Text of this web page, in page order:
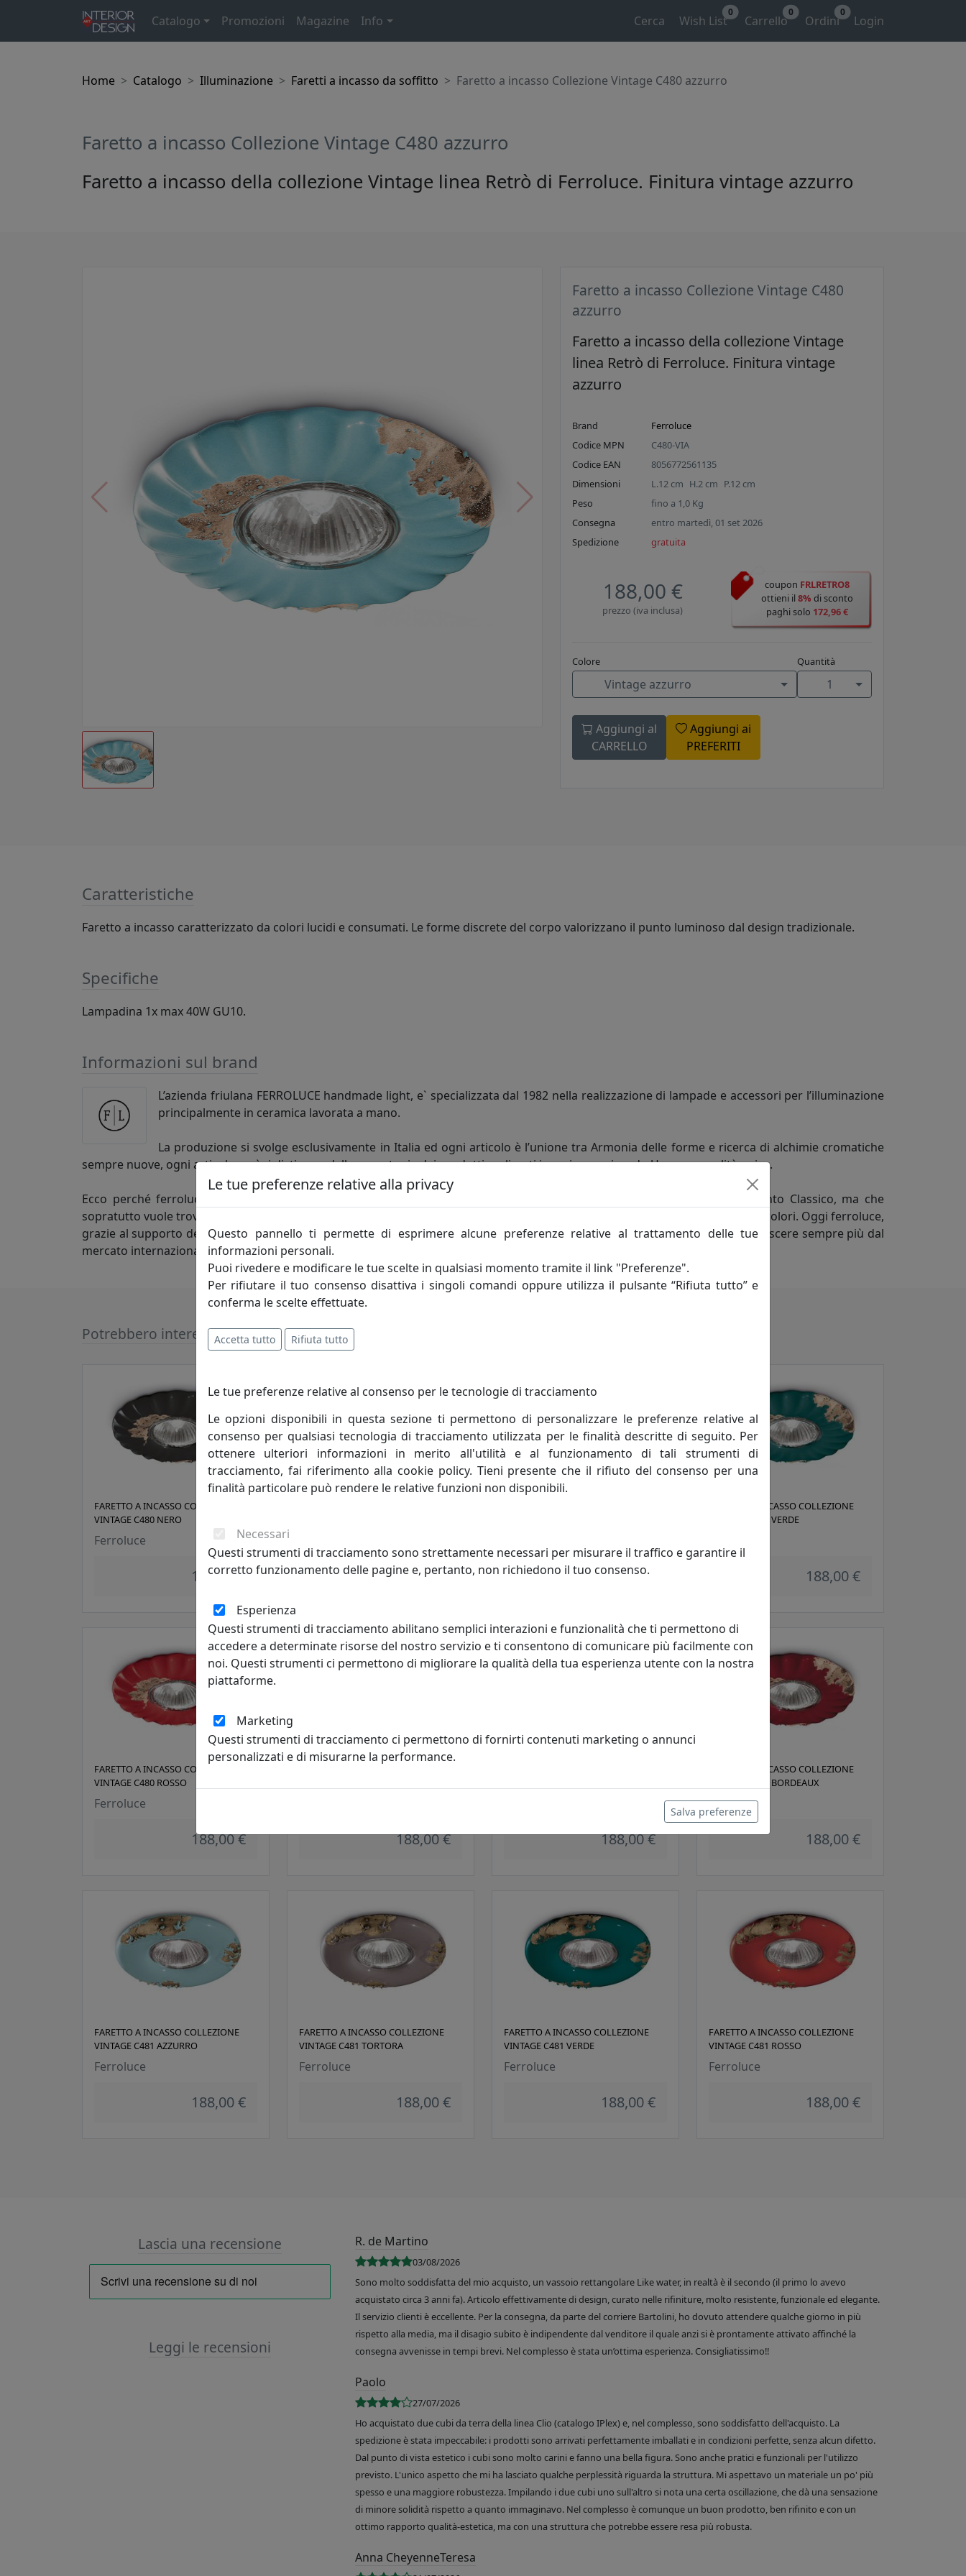
Catalogo Promozioni Magazine Info Cerca Wish List
0
Carrello
0
Ordini
0
Login
Home Catalogo Illuminazione Faretti a incasso da soffitto Faretto a incasso Collezione Vintage C480 azzurro
Faretto a incasso Collezione Vintage C480 azzurro
Faretto a incasso della collezione Vintage linea Retrò di Ferroluce. Finitura vintage azzurro
Faretto a incasso Collezione Vintage C480
azzurro
Faretto a incasso della collezione Vintage
linea Retrò di Ferroluce. Finitura vintage
azzurro
Brand
Ferroluce
Codice MPN
C480-VIA
Codice EAN
8056772561135
Dimensioni
L.12 cm H.2 cm P.12 cm
Peso
fino a 1,0 Kg
Consegna
entro martedì, 01 set 2026
Spedizione
gratuita
188,00 €
prezzo (iva inclusa)
coupon FRLRETRO8
ottieni il8% di sconto
paghi solo 172,96 €
Colore
Vintage azzurro
Quantità
1
Aggiungi al
CARRELLO
Aggiungi ai
PREFERITI
Caratteristiche
Faretto a incasso caratterizzato da colori lucidi e consumati. Le forme discrete del corpo valorizzano il punto luminoso dal design tradizionale.
Specifiche
Lampadina 1x max 40W GU10.
Informazioni sul brand
L’azienda friulana FERROLUCE handmade light, e` specializzata dal 1982 nella realizzazione di lampade e accessori per l’illuminazione
principalmente in ceramica lavorata a mano.
La produzione si svolge esclusivamente in Italia ed ogni articolo è l’unione tra Armonia delle forme e ricerca di alchimie cromatiche
sempre nuove, ogni articolo così si distingue dalla monotonia dei prodotti realizzati in serie, acquisendo Una personalità unica.
Ecco perché ferroluce si rivolge alla clientela più esigente, che non cerca solo la giusta soluzione in fatto di arredamento Classico, ma che
sopratutto vuole trovare un’azienda competente e in grado di personalizzare ogni articolo in fatto di forme, misure, decori e colori. Oggi ferroluce,
grazie al supporto dei figli, è una realtà moderna, giovane e Dinamica, che grazie agli insegnamenti acquisiti vuole farsi conoscere sempre più dal
mercato internazionale.
Potrebbero interessarti
FARETTO A INCASSO COLLEZIONE
VINTAGE C480 NERO
Ferroluce
188,00 € 188,00 € 188,00 €
FARETTO A INCASSO COLLEZIONE
VINTAGE C480 VERDE
188,00 €
FARETTO A INCASSO COLLEZIONE
VINTAGE C480 ROSSO
Ferroluce
188,00 € 188,00 € 188,00 €
FARETTO A INCASSO COLLEZIONE
VINTAGE C480 BORDEAUX
Ferroluce
188,00 €
FARETTO A INCASSO COLLEZIONE
VINTAGE C481 AZZURRO
Ferroluce
188,00 €
FARETTO A INCASSO COLLEZIONE
VINTAGE C481 TORTORA
Ferroluce
188,00 €
FARETTO A INCASSO COLLEZIONE
VINTAGE C481 VERDE
Ferroluce
188,00 €
FARETTO A INCASSO COLLEZIONE
VINTAGE C481 ROSSO
Ferroluce
188,00 €
Lascia una recensione
Leggi le recensioni
R. de Martino
03/08/2026
Sono molto soddisfatta del mio acquisto, un vassoio rettangolare Like water, in realtà è il secondo (il primo lo avevo
acquistato circa 3 anni fa). Articolo effettivamente di design, curato nelle rifiniture, molto resistente, funzionale ed elegante.
Il servizio clienti è eccellente. Per la consegna, da parte del corriere Bartolini, ho dovuto attendere qualche giorno in più
rispetto alla media, ma il disagio subito è indipendente dal venditore il quale anzi si è prontamente attivato affinché la
consegna avvenisse in tempi brevi. Nel complesso è stata un’ottima esperienza. Consigliatissimo!!
Paolo
27/07/2026
Ho acquistato due cubi da terra della linea Clio (catalogo IPlex) e, nel complesso, sono soddisfatto dell'acquisto. La
spedizione è stata impeccabile: i prodotti sono arrivati perfettamente imballati e in condizioni perfette, senza alcun difetto.
Dal punto di vista estetico i cubi sono molto carini e fanno una bella figura. Sono anche pratici e funzionali per l'utilizzo
previsto. L'unico aspetto che mi ha lasciato qualche perplessità riguarda la struttura. Mi aspettavo un materiale un po' più
spesso e una maggiore robustezza. Impilando i due cubi uno sull'altro si nota una certa oscillazione, che dà una sensazione
di minore solidità rispetto a quanto immaginavo. Nel complesso è comunque un buon prodotto, ben rifinito e con un
ottimo rapporto qualità-estetica, ma con una struttura che potrebbe essere resa più robusta.
Anna CheyenneTeresa
Le tue preferenze relative alla privacy
Questo pannello ti permette di esprimere alcune preferenze relative al trattamento delle tue
informazioni personali.
Puoi rivedere e modificare le tue scelte in qualsiasi momento tramite il link "Preferenze".
Per rifiutare il tuo consenso disattiva i singoli comandi oppure utilizza il pulsante “Rifiuta tutto” e
conferma le scelte effettuate.
Accetta tutto Rifiuta tutto
Le tue preferenze relative al consenso per le tecnologie di tracciamento
Le opzioni disponibili in questa sezione ti permettono di personalizzare le preferenze relative al
consenso per qualsiasi tecnologia di tracciamento utilizzata per le finalità descritte di seguito. Per
ottenere ulteriori informazioni in merito all'utilità e al funzionamento di tali strumenti di
tracciamento, fai riferimento alla cookie policy. Tieni presente che il rifiuto del consenso per una
finalità particolare può rendere le relative funzioni non disponibili.
Necessari
Questi strumenti di tracciamento sono strettamente necessari per misurare il traffico e garantire il
corretto funzionamento delle pagine e, pertanto, non richiedono il tuo consenso.
Esperienza
Questi strumenti di tracciamento abilitano semplici interazioni e funzionalità che ti permettono di
accedere a determinate risorse del nostro servizio e ti consentono di comunicare più facilmente con
noi. Questi strumenti ci permettono di migliorare la qualità della tua esperienza utente con la nostra
piattaforme.
Marketing
Questi strumenti di tracciamento ci permettono di fornirti contenuti marketing o annunci
personalizzati e di misurarne la performance.
Salva preferenze